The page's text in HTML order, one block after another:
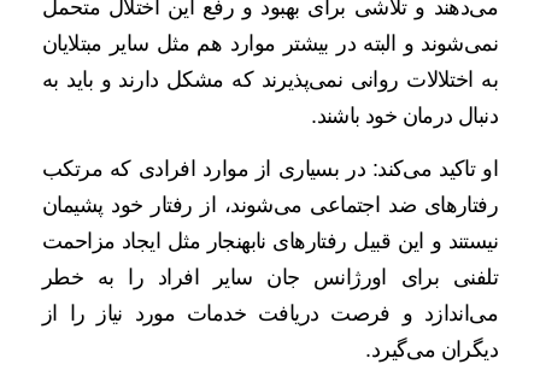
می‌دهند و تلاشی برای بهبود و رفع این اختلال متحمل
نمی‌شوند و البته در بیشتر موارد هم مثل سایر مبتلایان
به اختلالات روانی نمی‌پذیرند که مشکل دارند و باید به
دنبال درمان خود باشند.
او تاکید می‌کند: در بسیاری از موارد افرادی که مرتکب
رفتارهای ضد اجتماعی می‌شوند، از رفتار خود پشیمان
نیستند و این قبیل رفتارهای نابهنجار مثل ایجاد مزاحمت
تلفنی برای اورژانس جان سایر افراد را به خطر
می‌اندازد و فرصت دریافت خدمات مورد نیاز را از
دیگران می‌گیرد.